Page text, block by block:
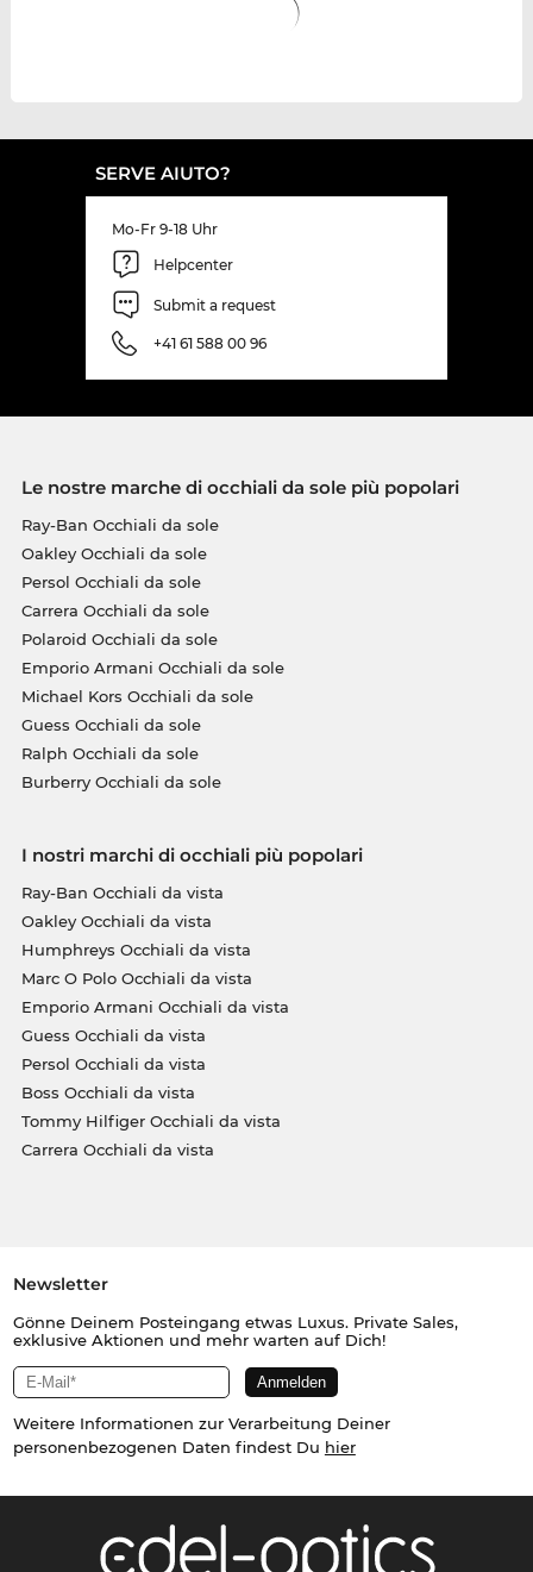
SERVE AIUTO?
Mo-Fr 9-18 Uhr
Helpcenter
Submit a request
+41 61 588 00 96
Le nostre marche di occhiali da sole più popolari
Ray-Ban Occhiali da sole
Oakley Occhiali da sole
Persol Occhiali da sole
Carrera Occhiali da sole
Polaroid Occhiali da sole
Emporio Armani Occhiali da sole
Michael Kors Occhiali da sole
Guess Occhiali da sole
Ralph Occhiali da sole
Burberry Occhiali da sole
I nostri marchi di occhiali più popolari
Ray-Ban Occhiali da vista
Oakley Occhiali da vista
Humphreys Occhiali da vista
Marc O Polo Occhiali da vista
Emporio Armani Occhiali da vista
Guess Occhiali da vista
Persol Occhiali da vista
Boss Occhiali da vista
Tommy Hilfiger Occhiali da vista
Carrera Occhiali da vista
Newsletter
Gönne Deinem Posteingang etwas Luxus. Private Sales,
exklusive Aktionen und mehr warten auf Dich!
Weitere Informationen zur Verarbeitung Deiner
personenbezogenen Daten findest Du hier